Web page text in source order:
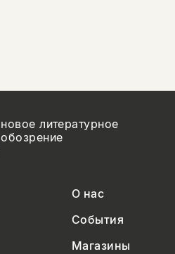
новое литературное
обозрение
О нас
События
Магазины